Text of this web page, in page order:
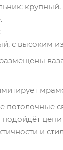
с высоким
потолочные
подойдёт
и